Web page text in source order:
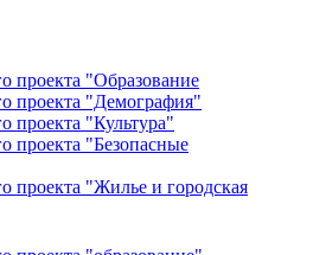
проекта "Образование
проекта "Демография"
проекта "Культура"
проекта "Безопасные
проекта "Жилье и городская